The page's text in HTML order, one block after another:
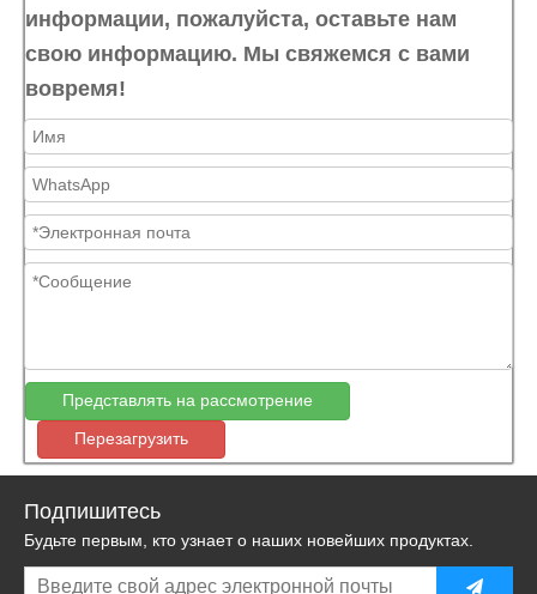
информации, пожалуйста, оставьте нам
свою информацию. Мы свяжемся с вами
вовремя!
Представлять на рассмотрение
Перезагрузить
Подпишитесь
Будьте первым, кто узнает о наших новейших продуктах.